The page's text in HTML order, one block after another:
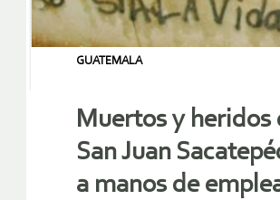
GUATEMALA
Muertos y heridos
San Juan
a manos de